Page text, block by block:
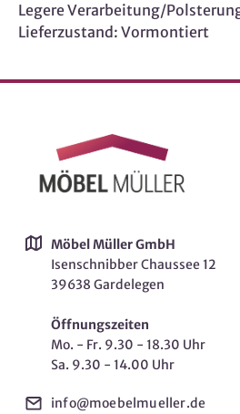
Legere Verarbeitung/
Lieferzustand: Vormontiert
Möbel Müller GmbH
Isenschnibber Chaussee 12
39638 Gardelegen
Öffnungszeiten
Mo. - Fr. 9.30 - 18.30 Uhr
Sa. 9.30 - 14.00 Uhr
info@moebelmueller.de